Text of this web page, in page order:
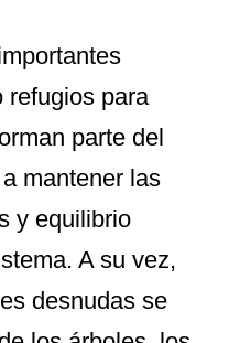
refugios para
parte del
mantener las
y equilibrio
A su vez,
desnudas se